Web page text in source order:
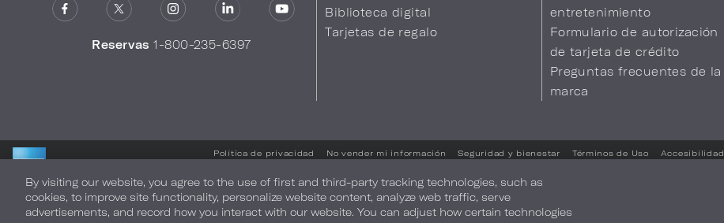
Reservas 1-800-235-6397
Biblioteca digital
Tarjetas de regalo
entretenimiento
Formulario de autorización
de tarjeta de crédito
Preguntas frecuentes de la
marca
LOEWS HOTELS & CO
LE DA UNA CORDIAL BIENVENIDA
Política de privacidad No vender mi información Seguridad y bienestar Términos de Uso Accesibilidad
Sus opciones de privacidad
By visiting our website, you agree to the use of first and third-party tracking technologies, such as
cookies, to improve site functionality, personalize website content, analyze web traffic, serve
advertisements, and record how you interact with our website. You can adjust how certain technologies